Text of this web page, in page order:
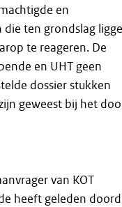
en
ten grondslag
te reageren. De
en UHT geen
dossier stukken
geweest bij het
van KOT
heeft geleden